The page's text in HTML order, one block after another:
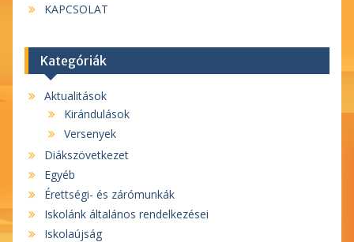
KAPCSOLAT
Kategóriák
Aktualitások
Kirándulások
Versenyek
Diákszövetkezet
Egyéb
Érettségi- és zárómunkák
Iskolánk általános rendelkezései
Iskolaújság